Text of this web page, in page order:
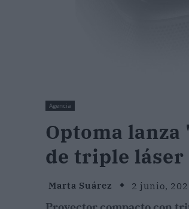
Agencia
Optoma
de triple láser
Marta Suárez 2 junio,